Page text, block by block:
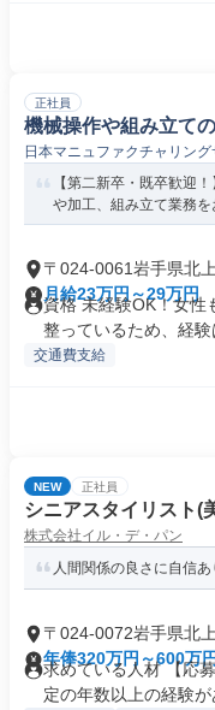
正社員
機械操作や組み立て
日本マニュファクチャリン
【第二新卒・既卒歓迎
や加工、組み立て業務を
〒024-0061岩手県北
月給23万円～29万円
資格 未経験OK！女性
整っているため、経験
交通費支給
NEW 正社員
シニアスタイリスト(
株式会社イル・デ・パン
人間関係の良さに自信
〒024-0072岩手県北
年俸320万円～600万
求めている人材 【応
定の年数以上の経験が